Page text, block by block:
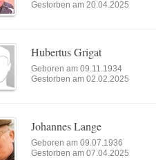
Gestorben am 20.04.2025
Hubertus Grigat
Geboren am 09.11.1934
Gestorben am 02.02.2025
Johannes Lange
Geboren am 09.07.1936
Gestorben am 07.04.2025